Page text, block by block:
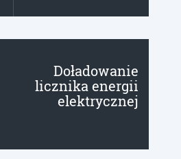
Doładowanie
licznika energii
elektrycznej